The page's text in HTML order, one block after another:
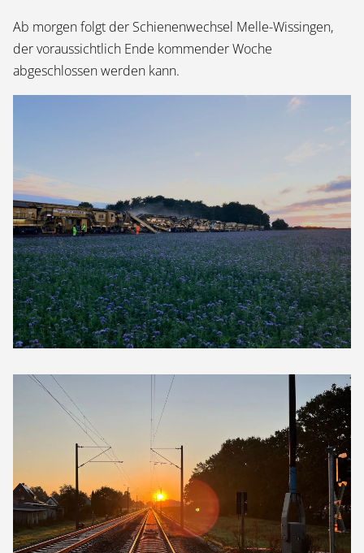
Ab morgen folgt der Schienenwechsel Melle-Wissingen,
der voraussichtlich Ende kommender Woche
abgeschlossen werden kann.